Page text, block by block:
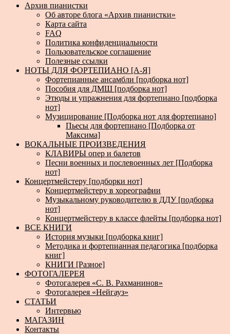
Архив пианистки
Об авторе блога «Архив пианистки»
Карта сайта
FAQ
Политика конфиденциальности
Пользовательское соглашение
Полезные ссылки
НОТЫ ДЛЯ ФОРТЕПИАНО [А-Я]
Фортепианные ансамбли [подборка нот]
Пособия для ДМШ [подборка нот]
Этюды и упражнения для фортепиано [подборка
нот]
Музицирование [Подборка нот для фортепиано]
Пьесы для фортепиано [Подборка от
Максима]
ВОКАЛЬНЫЕ ПРОИЗВЕДЕНИЯ
КЛАВИРЫ опер и балетов
Песни военных и послевоенных лет [Подборка
нот]
Концертмейстеру [подборки нот]
Концертмейстеру в хореографии
Музыкальному руководителю в ДДУ [подборка
нот]
Концертмейстеру в классе флейты [подборка нот]
ВСЕ КНИГИ
История музыки [подборка книг]
Методика и фортепианная педагогика [подборка
книг]
КНИГИ [Разное]
ФОТОГАЛЕРЕЯ
Фотогалерея «С. В. Рахманинов»
Фотогалерея «Нейгауз»
СТАТЬИ
Интервью
МАГАЗИН
Контакты